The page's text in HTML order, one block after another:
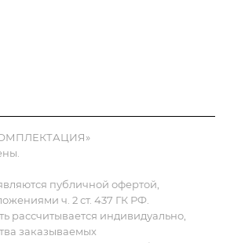
публичной офертой,
ч. 2 ст. 437 ГК РФ.
рассчитывается индивидуально,
заказываемых